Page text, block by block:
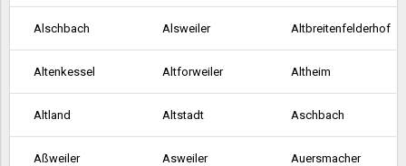
Alschbach Alsweiler Altbreitenfelderhof
Altenkessel Altforweiler Altheim
Altland Altstadt Aschbach
Aßweiler Asweiler Auersmacher